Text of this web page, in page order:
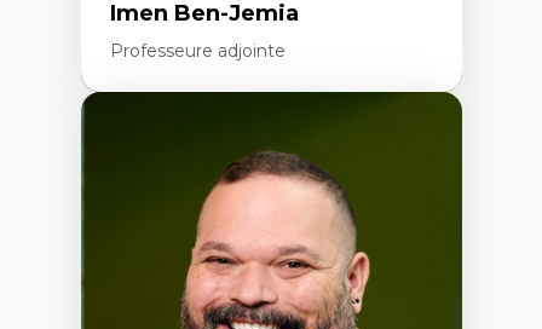
Imen Ben-Jemia
Professeure adjointe
Discours sur la ville et représentations
Mosquées, formes et usages au Canada
Reconnaissance et représentations des
communautés immigrantes dans l'espace
Design architectural et urbain
Patrimoine et patrimonialisation
Études postcoloniales et décolonisation des
savoirs